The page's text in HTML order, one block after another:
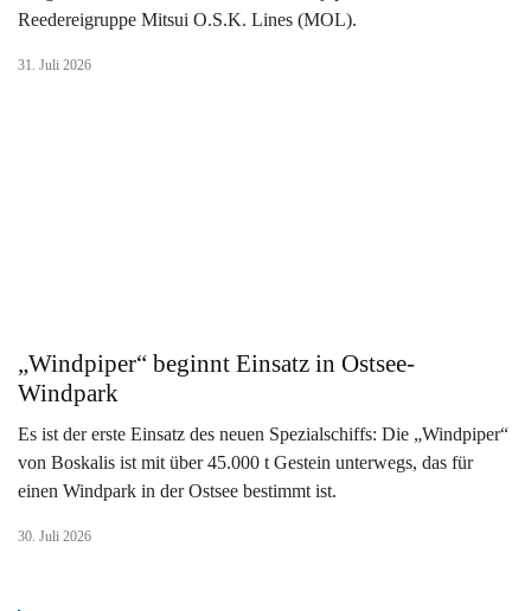
Reedereigruppe Mitsui O.S.K. Lines (MOL).
31. Juli 2026
„Windpiper“ beginnt Einsatz in Ostsee-
Windpark
Es ist der erste Einsatz des neuen Spezialschiffs: Die „Windpiper“
von Boskalis ist mit über 45.000 t Gestein unterwegs, das für
einen Windpark in der Ostsee bestimmt ist.
30. Juli 2026